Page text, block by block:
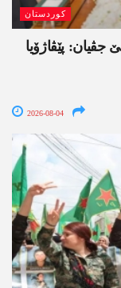
کوردستان
پێڤاژۆیا
2026-08-04